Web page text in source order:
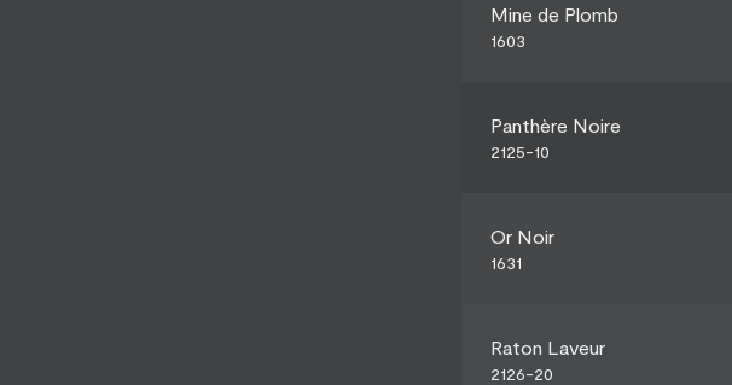
Mine de Plomb
1603
Panthère Noire
2125-10
Or Noir
1631
Raton Laveur
2126-20